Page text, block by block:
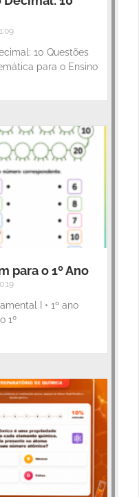
10 Questões
para o Ensino
para o 1º Ano
I • 1º ano
1º